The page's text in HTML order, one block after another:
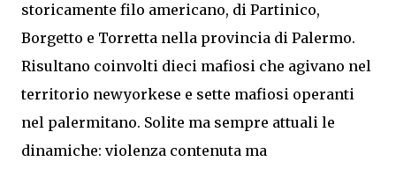
storicamente filo americano, di Partinico,
Borgetto e Torretta nella provincia di Palermo.
Risultano coinvolti dieci mafiosi che agivano nel
territorio newyorkese e sette mafiosi operanti
nel palermitano. Solite ma sempre attuali le
dinamiche: violenza contenuta ma